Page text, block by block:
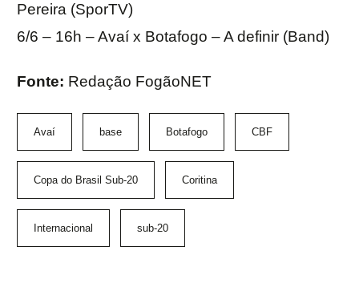
Pereira (SporTV)
6/6 – 16h – Avaí x Botafogo – A definir (Band)
Fonte: Redação FogãoNET
Avaí base Botafogo CBF
Copa do Brasil Sub-20 Coritina
Internacional sub-20